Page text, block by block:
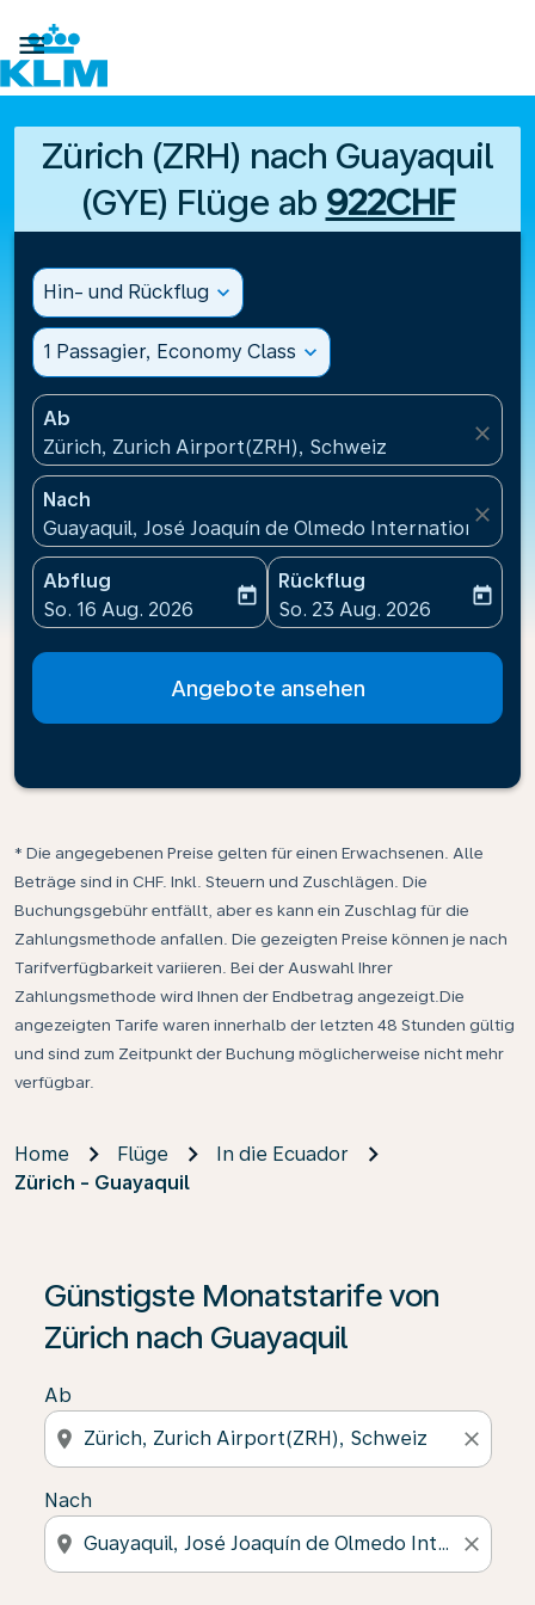

Zürich (ZRH) nach Guayaquil
(GYE) Flüge ab 922CHF
Hin- und Rückflug expand_more
1 Passagier, Economy Class expand_more
Ab
Zürich, Zurich Airport(ZRH), Schweiz
close
Nach
Guayaquil, José Joaquín de Olmedo International
close
Abflug
fc-booking-departure-date-aria-label
So. 16 Aug. 2026
today
Rückflug
fc-booking-return-date-
So. 23 Aug. 2026
today
Angebote ansehen
* Die angegebenen Preise gelten für einen Erwachsenen. Alle
Beträge sind in CHF. Inkl. Steuern und Zuschlägen. Die
Buchungsgebühr entfällt, aber es kann ein Zuschlag für die
Zahlungsmethode anfallen. Die gezeigten Preise können je nach
Tarifverfügbarkeit variieren. Bei der Auswahl Ihrer
Zahlungsmethode wird Ihnen der Endbetrag angezeigt.Die
angezeigten Tarife waren innerhalb der letzten 48 Stunden gültig
und sind zum Zeitpunkt der Buchung möglicherweise nicht mehr
verfügbar.
Home Flüge
In die Ecuador
Zürich - Guayaquil
Günstigste Monatstarife von
Zürich nach Guayaquil
Ab
location_on close
Nach
location_on close